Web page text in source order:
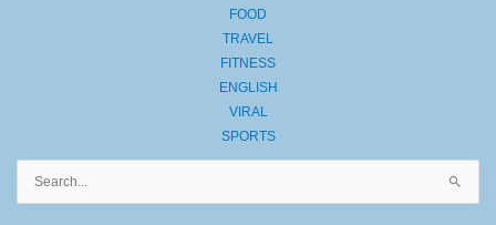
FOOD
TRAVEL
FITNESS
ENGLISH
VIRAL
SPORTS